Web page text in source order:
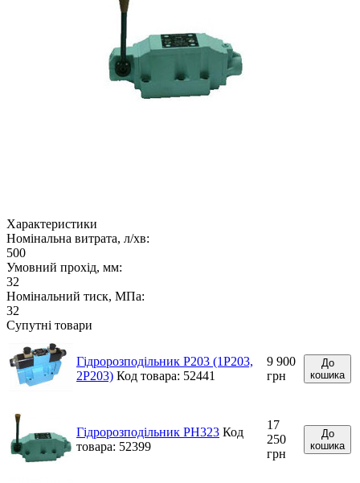
Характеристики
Номінальна витрата, л/хв:
500
Умовний прохід, мм:
32
Номінальний тиск, МПа:
32
Супутні товари
Гідророзподільник Р203 (1Р203,
2Р203) Код товара: 52441
9 900
грн
До
кошика
Гідророзподільник РН323 Код
товара: 52399
17
250
грн
До
кошика